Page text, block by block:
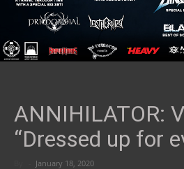
ANNIHILATOR:
“Dressed up for
January 18, 2020